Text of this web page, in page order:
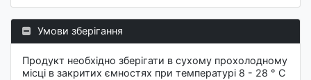
Умови зберігання
Продукт необхідно зберігати в сухому прохолодному
місці в закритих ємностях при температурі 8 - 28 ° C